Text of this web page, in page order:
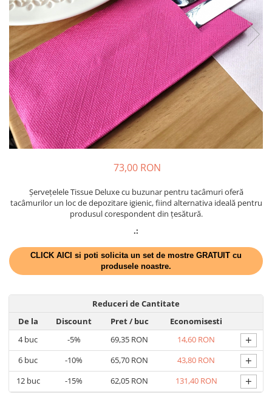
PAŞTE / EASTER
TEMATICA CULINARA
IARNA-CRACIUN-REVELION
DECOR BEJ & MARO
DECOR ROZ
DECOR NUNTA & LOGODNA
DECOR BOTEZ
DECOR EVENIMENTE CORPORATE
DECOR ANIVERSARI COPII
DECOR PETRECERI
TEMATICA MARINA
TEMATICA MEDITERANEANA
TEMATICA RUSTICA
TEMATICA ROMANTICA
DECOR PASTE
DECOR HALLOWEEN
DECOR ZIUA ROMANIEI
DECOR PRIMAVARA
DECOR VARA
DECOR TOAMNA
DECOR IARNA
73,00 RON
Șervețelele Tissue Deluxe cu buzunar pentru tacâmuri oferă
tacâmurilor un loc de depozitare igienic, fiind alternativa ideală pentru
produsul corespondent din țesătură.
.:
CLICK AICI si poti solicita un set de mostre GRATUIT cu
produsele noastre.
Reduceri de Cantitate
De la
Discount Pret/ buc
Economisesti
4buc -5% 69,35 RON 14,60 RON +
6 buc -10% 65,70 RON 43,80 RON +
12buc -15% 62,05 RON 131,40 RON +